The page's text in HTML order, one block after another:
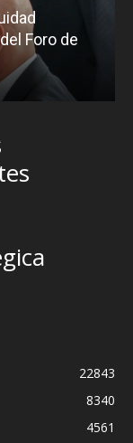
Foro de
22843
8340
4561